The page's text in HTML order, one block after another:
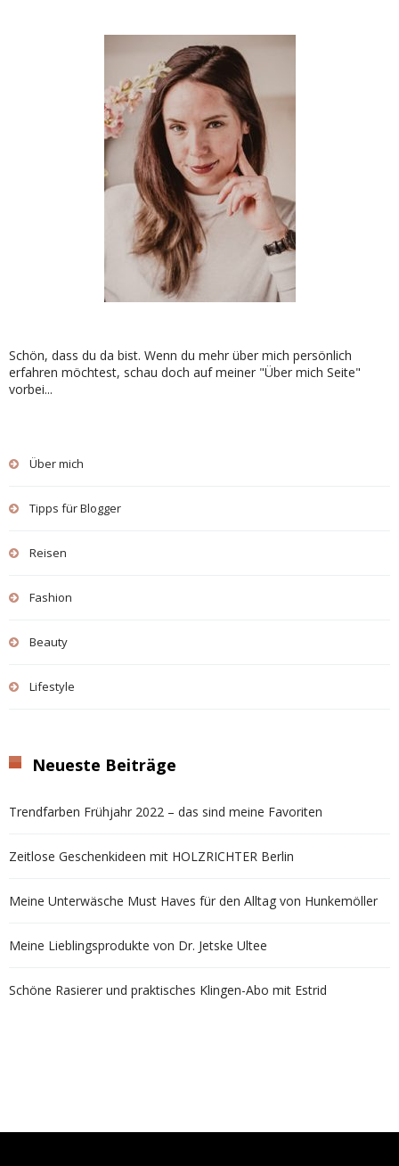
Schön, dass du da bist. Wenn du mehr über mich persönlich
erfahren möchtest, schau doch auf meiner "Über mich Seite"
vorbei...
Über mich
Tipps für Blogger
Reisen
Fashion
Beauty
Lifestyle
Neueste Beiträge
Trendfarben Frühjahr 2022 – das sind meine Favoriten
Zeitlose Geschenkideen mit HOLZRICHTER Berlin
Meine Unterwäsche Must Haves für den Alltag von Hunkemöller
Meine Lieblingsprodukte von Dr. Jetske Ultee
Schöne Rasierer und praktisches Klingen-Abo mit Estrid